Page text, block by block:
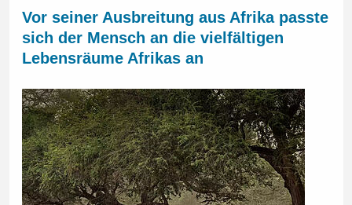
Vor seiner Ausbreitung aus Afrika passte
sich der Mensch an die vielfältigen
Lebensräume Afrikas an